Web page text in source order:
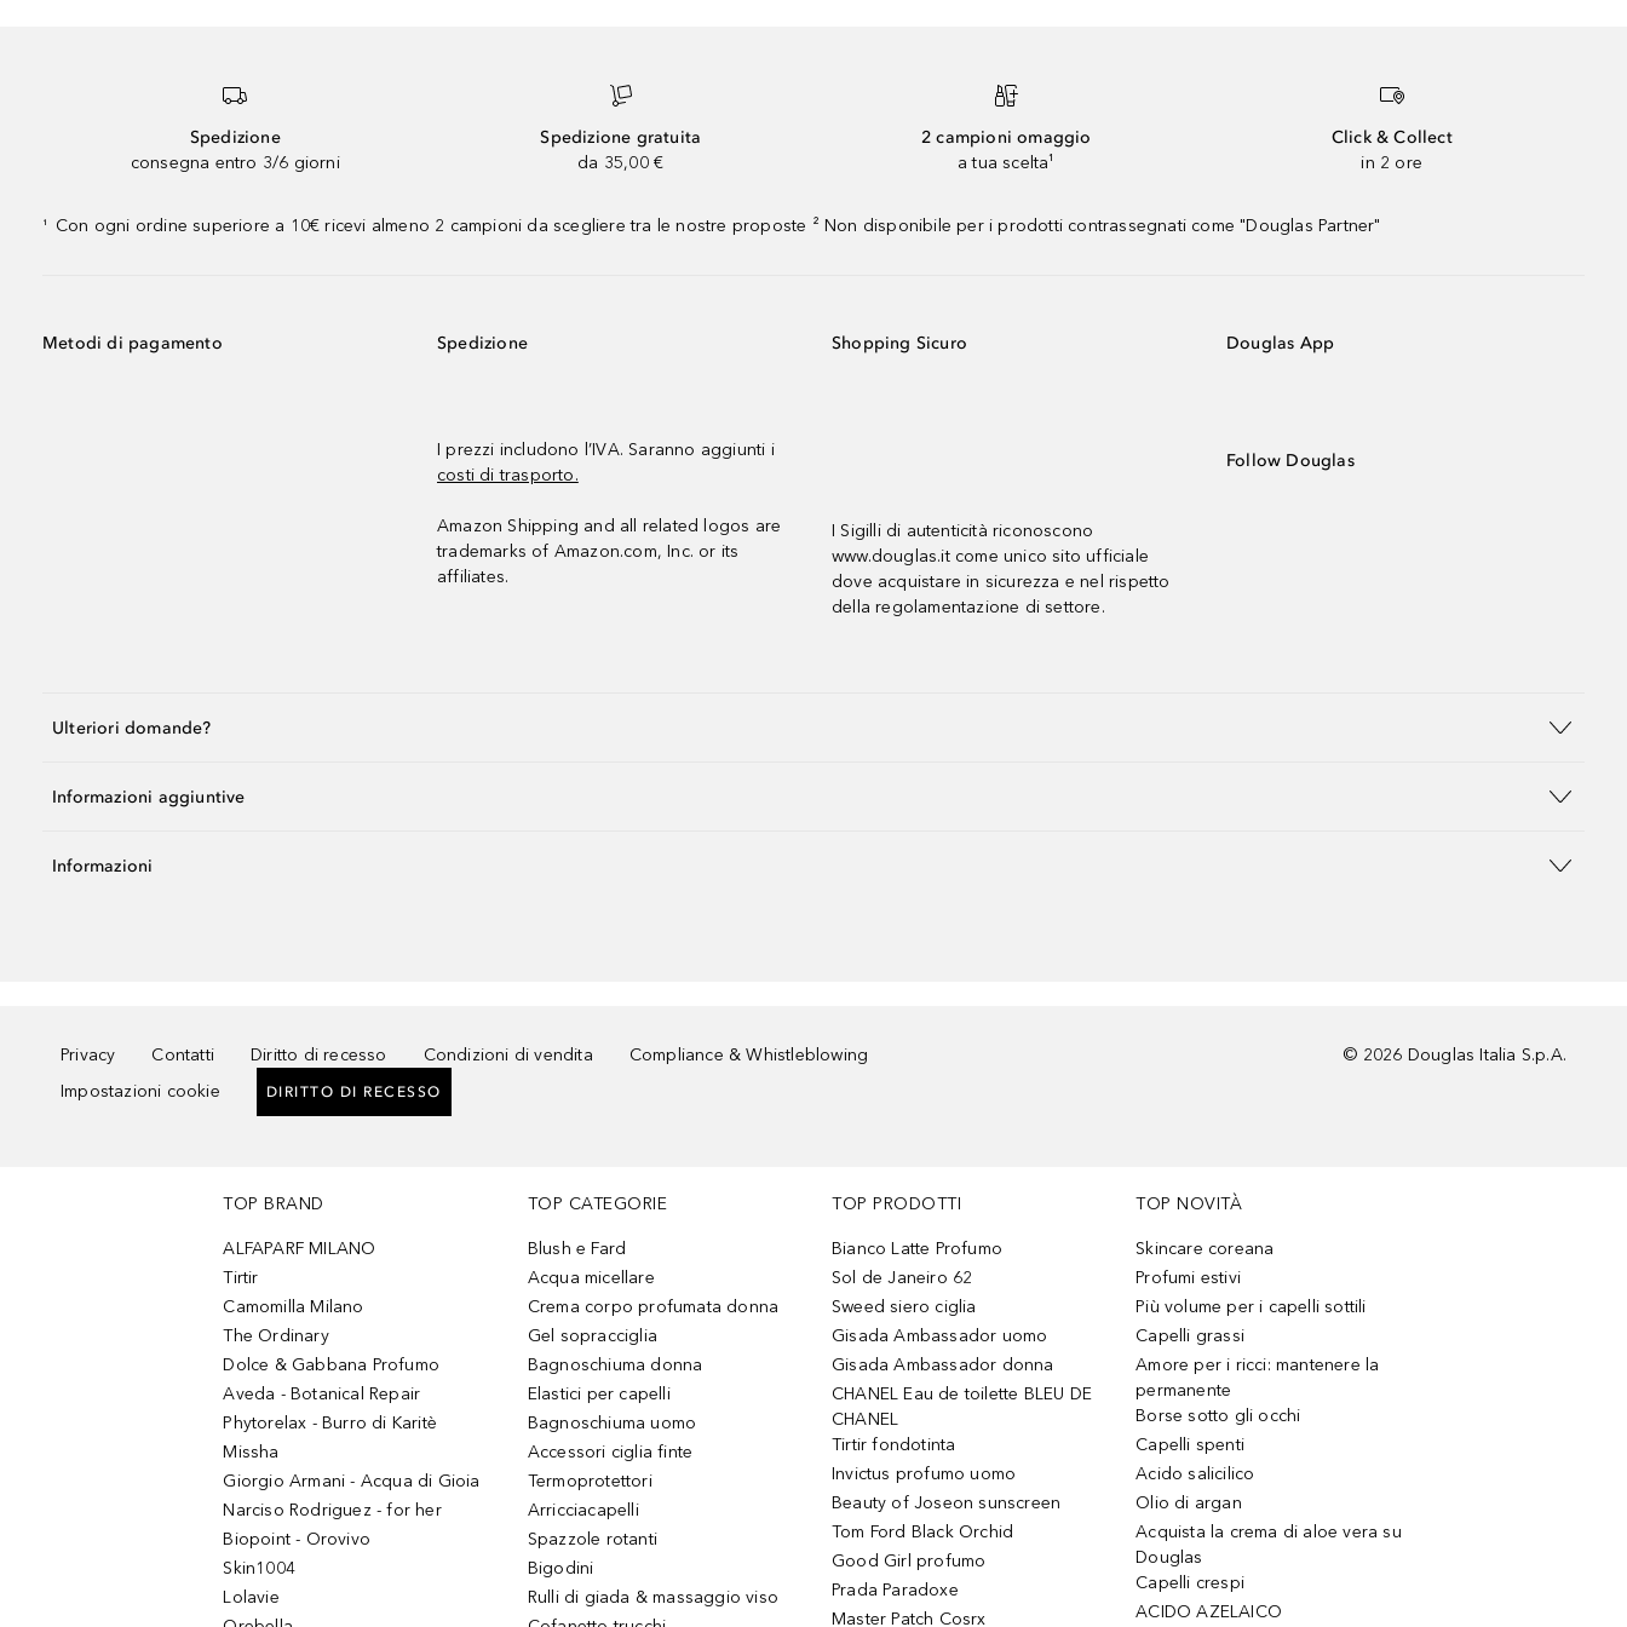
Spedizione
consegna entro 3/6 giorni
Spedizione gratuita
da 35,00 €
2 campioni omaggio
a tua scelta¹
Click & Collect
in 2 ore
¹ Con ogni ordine superiore a 10€ ricevi almeno 2 campioni da scegliere tra le nostre proposte ² Non disponibile per i prodotti contrassegnati come "Douglas Partner"
Metodi di pagamento Spedizione
I prezzi includono l’IVA. Saranno aggiunti i
costi di trasporto.
Amazon Shipping and all related logos are
trademarks of Amazon.com, Inc. or its
affiliates.
Shopping Sicuro
I Sigilli di autenticità riconoscono
www.douglas.it come unico sito ufficiale
dove acquistare in sicurezza e nel rispetto
della regolamentazione di settore.
Douglas App
Follow Douglas
Ulteriori domande?
Informazioni aggiuntive
Informazioni
Privacy Contatti Diritto di recesso Condizioni di vendita
Compliance & Whistleblowing
Impostazioni cookie
DIRITTO DI RECESSO
© 2026 Douglas Italia S.p.A.
TOP BRAND
ALFAPARF MILANO
Tirtir
Camomilla Milano
The Ordinary
Dolce & Gabbana Profumo
Aveda - Botanical Repair
Phytorelax - Burro di Karitè
Missha
Giorgio Armani - Acqua di Gioia
Narciso Rodriguez - for her
Biopoint - Orovivo
Skin1004
Lolavie
TOP CATEGORIE
Blush e Fard
Acqua micellare
Crema corpo profumata donna
Gel sopracciglia
Bagnoschiuma donna
Elastici per capelli
Bagnoschiuma uomo
Accessori ciglia finte
Termoprotettori
Arricciacapelli
Spazzole rotanti
Bigodini
Rulli di giada & massaggio viso
TOP PRODOTTI
Bianco Latte Profumo
Sol de Janeiro 62
Sweed siero ciglia
Gisada Ambassador uomo
Gisada Ambassador donna
CHANEL Eau de toilette BLEU DE
CHANEL
Tirtir fondotinta
Invictus profumo uomo
Beauty of Joseon sunscreen
Tom Ford Black Orchid
Good Girl profumo
Prada Paradoxe
Master Patch Cosrx
TOP NOVITÀ
Skincare coreana
Profumi estivi
Più volume per i capelli sottili
Capelli grassi
Amore per i ricci: mantenere la
permanente
Borse sotto gli occhi
Capelli spenti
Acido salicilico
Olio di argan
Acquista la crema di aloe vera su
Douglas
Capelli crespi
ACIDO AZELAICO